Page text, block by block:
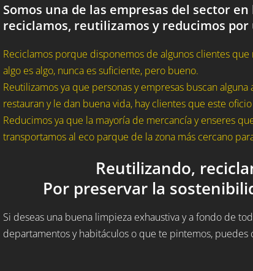
Somos una de las empresas del sector
reciclamos, reutilizamos y reducimos
Reciclamos porque disponemos de algunos clientes
algo es algo, nunca es suficiente, pero bueno.
Reutilizamos ya que personas y empresas buscan
restauran y le dan buena vida, hay clientes que este
Reducimos ya que la mayoría de mercancía y enseres
transportamos al eco parque de la zona más cercano
Reutilizando,
Por preservar la
Si deseas una buena limpieza exhaustiva y a fondo de
departamentos y habitáculos o que te pintemos,